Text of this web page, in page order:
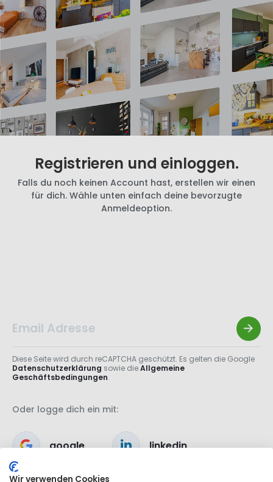
Registrieren und einloggen.
Falls du noch keinen Account hast, erstellen wir einen
für dich. Wähle unten einfach deine bevorzugte
Anmeldeoption.
Diese Seite wird durch reCAPTCHA geschützt. Es gelten die Google
Datenschutzerklärung sowie dieAllgemeine
Geschäftsbedingungen.
Oder logge dich ein mit:
google linkedin
Wir verwenden Cookies